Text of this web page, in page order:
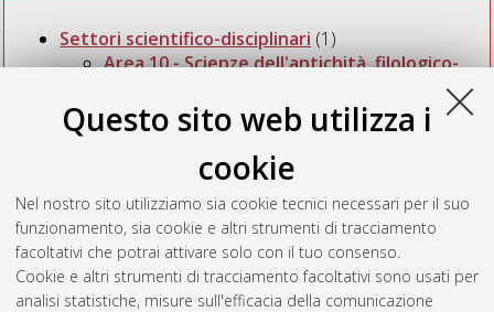
Questo sito web utilizza i
cookie
Nel nostro sito utilizziamo sia cookie tecnici necessari per il suo
funzionamento, sia cookie e altri strumenti di tracciamento
facoltativi che potrai attivare solo con il tuo consenso.
Cookie e altri strumenti di tracciamento facoltativi sono usati per
analisi statistiche, misure sull'efficacia della comunicazione
Settori scientifico-disciplinari (1)
Area 10 - Scienze dell'antichità, filologico-
L-OR/13 Armenistica, caucasologia,
mongolistica e turcologia(1)
Numero di documenti a questo livello:1.
Fabbri, Giampietro (2015) I Sageti: allevatori di vacche
onomasti dell'Eurasia.[Preprint]